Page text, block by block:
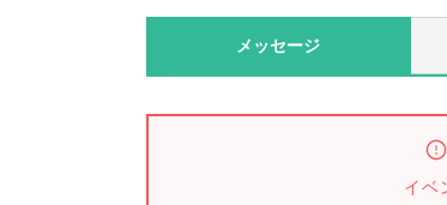
メッセージ
イベ